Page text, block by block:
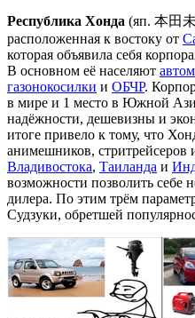
Республика Хонда (яп. 本田
расположенная к востоку от
которая объявила себя
В основном её населяют
газонокосилки и ОБЧР.
в мире и 1 место в Южной
надёжности, дешевизны и
итоге привело к тому, что
анимешников, стритрейсеров
Владивостока, Таиланда и
возможности позволить себе
дилера. По этим трём
Судзуки, обретшей